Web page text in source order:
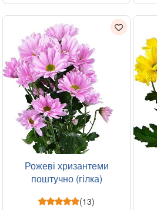
Рожеві хризантеми
поштучно (гілка)
(13)